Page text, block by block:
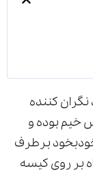
کننده
خیم بوده و
برطرف
بر روی کیسه